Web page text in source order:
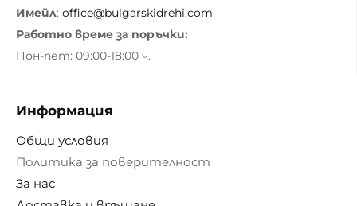
Имейл: office@bulgarskidrehi.com
Работно време за поръчки:
Пон-пет: 09:00-18:00 ч.
Информация
Общи условия
Политика за поверителност
За нас